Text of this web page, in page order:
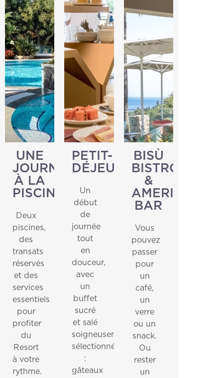
UNE
JOURNÉE
À LA
PISCINE
Deux
piscines,
des
transats
réservés
et des
services
essentiels
pour
profiter
du
Resort
à votre
rythme.
PETIT-
DÉJEUNER
Un
début
de
journée
tout
en
douceur,
avec
un
buffet
sucré
et salé
soigneusement
sélectionné
:
gâteaux
BISÙ
BISTROT
&
AMERICAN
BAR
Vous
pouvez
passer
pour
un
café,
un
verre
ou un
snack.
Ou
rester
un